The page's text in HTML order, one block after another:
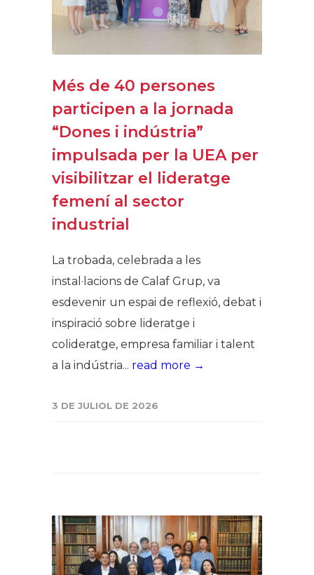
Més de 40 persones
participen a la jornada
“Dones i indústria”
impulsada per la UEA per
visibilitzar el lideratge
femení al sector
industrial
La trobada, celebrada a les
instal·lacions de Calaf Grup, va
esdevenir un espai de reflexió, debat i
inspiració sobre lideratge i
colideratge, empresa familiar i talent
a la indústria... read more →
3 DE JULIOL DE 2026